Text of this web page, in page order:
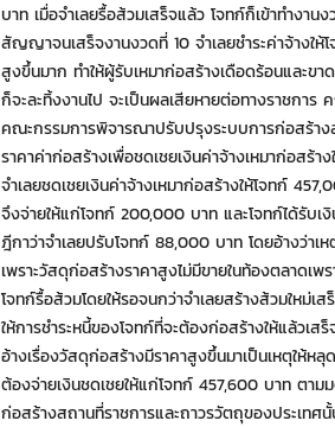
บาท เมื่อจำเลยรื้อส้วมเสร็จแล้ว โจทก์ก็เข้าทำงา
สัญญาจนเสร็จงานงวดที่ 10 จำเลยชำระค่าจ้าง
สูงขึ้นมาก ทำให้ผู้รับเหมาก่อสร้างเดือดร้อนและข
ก็จะละทิ้งงานไป จะเป็นผลเสียหายต่อทางราชก
คณะกรรมการพิจารณาปรับปรุงระบบการก่อสร้าง
ราคาค่าก่อสร้างเพื่อชดเชยเงินค่าจ้างเหมาก่อสร้
จำเลยชดเชยเงินค่าจ้างเหมาก่อสร้างให้โจทก์
จึงจ่ายให้แก่โจทก์ 200,000 บาท และโจทก์ได้รับเ
ฎีกาว่าจำเลยปรับโจทก์ 88,000 บาท โดยอ้างว่าเ
เพราะวัสดุก่อสร้างราคาสูงไม่มีขายในท้องตลาดเ
โจทก์รื้อส้วมโดยให้รอจนกว่าจำเลยสร้างส้วมใหม่
ให้การชำระหนี้ของโจทก์ที่จะต้องก่อสร้างให้แล้วเ
อ้างเรื่องวัสดุก่อสร้างมีราคาสูงขึ้นมาเป็นเหตุให้
ต้องจ่ายเงินชดเชยให้แก่โจทก์ 457,600 บาท ตา
ก่อสร้างสถานที่ราชการและถาวรวัตถุของประเทศ